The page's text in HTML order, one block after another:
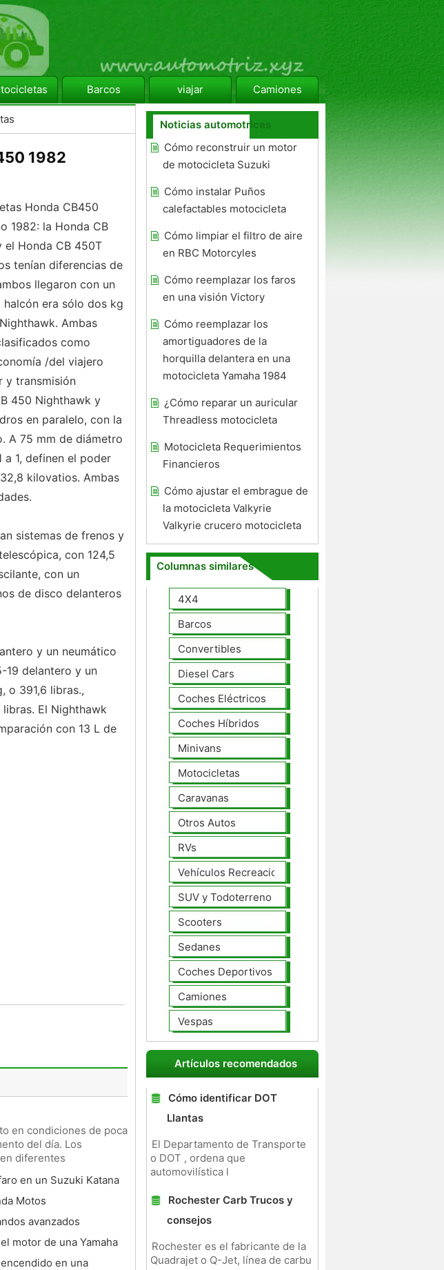
Barcos viajar Camiones
1982
Honda CB450
1982: la Honda CB
el Honda CB 450T
tenían diferencias de
llegaron con un
era sólo dos kg
Ambas
como
/del viajero
y transmisión
450 Nighthawk y
en paralelo, con la
A 75 mm de diámetro
1, definen el poder
kilovatios. Ambas
sistemas de frenos y
con 124,5
con un
de disco delanteros
y un neumático
19 delantero y un
o 391,6 libras.,
El Nighthawk
con 13 L de
en condiciones de poca
del día. Los
diferentes
en un Suzuki Katana
Motos
avanzados
motor de una Yamaha
en una
Noticias automotrices
Cómo reconstruir un motor
de motocicleta Suzuki
Cómo instalar Puños
calefactables motocicleta
Cómo limpiar el filtro de aire
en RBC Motorcyles
Cómo reemplazar los faros
en una visión Victory
Cómo reemplazar los
amortiguadores de la
horquilla delantera en una
motocicleta Yamaha 1984
¿Cómo reparar un auricular
Threadless motocicleta
Motocicleta Requerimientos
Financieros
Cómo ajustar el embrague de
la motocicleta Valkyrie
Valkyrie crucero motocicleta
Columnas similares
4X4
Barcos
Convertibles
Diesel Cars
Coches Eléctricos
Coches Híbridos
Minivans
Motocicletas
Caravanas
Otros Autos
RVs
Vehículos Recreacionales
SUV y Todoterreno
Scooters
Sedanes
Coches Deportivos
Camiones
Vespas
Artículos recomendados
Cómo identificar DOT
Llantas
El Departamento de Transporte
o DOT , ordena que
automovilística l
Rochester Carb Trucos y
consejos
Rochester es el fabricante de la
Quadrajet o Q-Jet, línea de carbu